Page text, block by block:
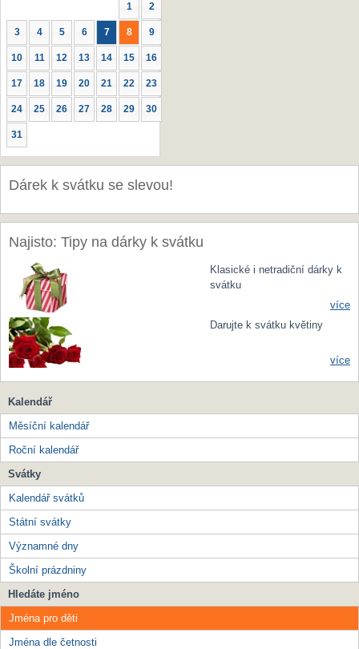
1 2
3 4 5 6 7 8 9
10 11 12 13 14 15 16
17 18 19 20 21 22 23
24 25 26 27 28 29 30
31
Dárek k svátku se slevou!
Najisto: Tipy na dárky k svátku
Klasické i netradiční dárky k
svátku
více
Darujte k svátku květiny
více
Kalendář
Měsíční kalendář
Roční kalendář
Svátky
Kalendář svátků
Státní svátky
Významné dny
Školní prázdniny
Hledáte jméno
Jména pro děti
Jména dle četnosti